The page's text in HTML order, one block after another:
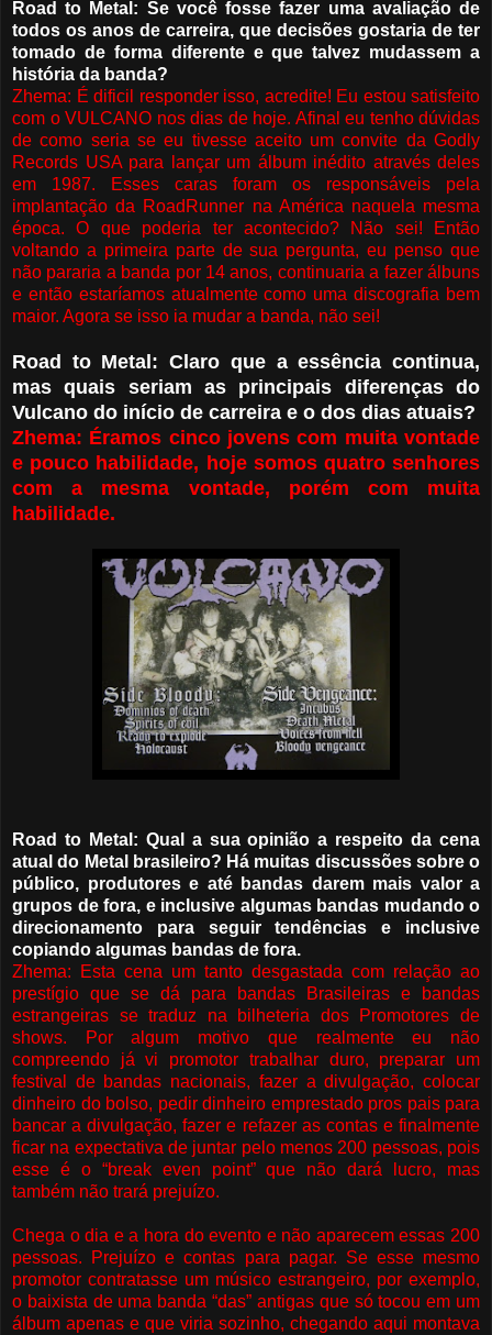
Road to Metal: Se você fosse fazer uma avaliação de
todos os anos de carreira, que decisões gostaria de ter
tomado de forma diferente e que talvez mudassem a
história da banda?
Zhema: É dificil responder isso, acredite! Eu estou satisfeito
com o VULCANO nos dias de hoje. Afinal eu tenho dúvidas
de como seria se eu tivesse aceito um convite da Godly
Records USA para lançar um álbum inédito através deles
em 1987. Esses caras foram os responsáveis pela
implantação da RoadRunner na América naquela mesma
época. O que poderia ter acontecido? Não sei! Então
voltando a primeira parte de sua pergunta, eu penso que
não pararia a banda por 14 anos, continuaria a fazer álbuns
e então estaríamos atualmente como uma discografia bem
maior. Agora se isso ia mudar a banda, não sei!
Road to Metal: Claro que a essência continua,
mas quais seriam as principais diferenças do
Vulcano do início de carreira e o dos dias atuais?
Zhema: Éramos cinco jovens com muita vontade
e pouco habilidade, hoje somos quatro senhores
com a mesma vontade, porém com muita
habilidade.
Road to Metal: Qual a sua opinião a respeito da cena
atual do Metal brasileiro? Há muitas discussões sobre o
público, produtores e até bandas darem mais valor a
grupos de fora, e inclusive algumas bandas mudando o
direcionamento para seguir tendências e inclusive
copiando algumas bandas de fora.
Zhema: Esta cena um tanto desgastada com relação ao
prestígio que se dá para bandas Brasileiras e bandas
estrangeiras se traduz na bilheteria dos Promotores de
shows. Por algum motivo que realmente eu não
compreendo já vi promotor trabalhar duro, preparar um
festival de bandas nacionais, fazer a divulgação, colocar
dinheiro do bolso, pedir dinheiro emprestado pros pais para
bancar a divulgação, fazer e refazer as contas e finalmente
ficar na expectativa de juntar pelo menos 200 pessoas, pois
esse é o “break even point” que não dará lucro, mas
também não trará prejuízo.
Chega o dia e a hora do evento e não aparecem essas 200
pessoas. Prejuízo e contas para pagar. Se esse mesmo
promotor contratasse um músico estrangeiro, por exemplo,
o baixista de uma banda “das” antigas que só tocou em um
álbum apenas e que viria sozinho, chegando aqui montava